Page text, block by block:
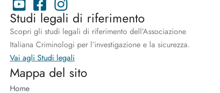
Studi legali di riferimento
Scopri gli studi legali di riferimento dell’Associazione
Italiana Criminologi per l’investigazione e la sicurezza.
Vai agli Studi legali
Mappa del sito
Home